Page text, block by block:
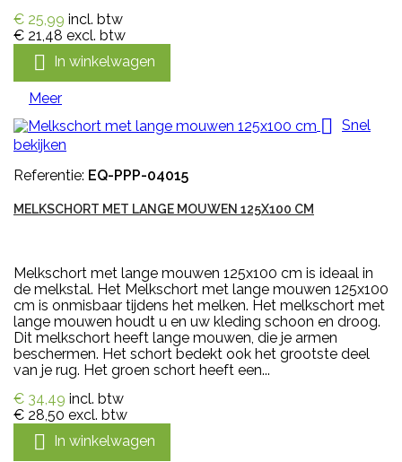
€ 25,99 incl. btw
€ 21,48 excl. btw
 In winkelwagen
Meer
 Snel
bekijken
Referentie: EQ-PPP-04015
MELKSCHORT MET LANGE MOUWEN 125X100 CM
Melkschort met lange mouwen 125x100 cm is ideaal in
de melkstal. Het Melkschort met lange mouwen 125x100
cm is onmisbaar tijdens het melken. Het melkschort met
lange mouwen houdt u en uw kleding schoon en droog.
Dit melkschort heeft lange mouwen, die je armen
beschermen. Het schort bedekt ook het grootste deel
van je rug. Het groen schort heeft een...
€ 34,49 incl. btw
€ 28,50 excl. btw
 In winkelwagen